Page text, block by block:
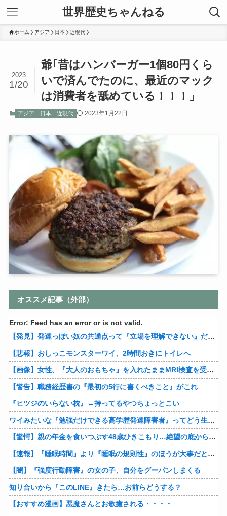
世界歴史ちゃんねる
ホーム アジア 日本 近現代
爺｢昔はハンバーガー1個80円くら
いで済んでたのに、最近のマック
は消費者を舐めている！！！」
2023
1/20
アジア 日本 近現代 2023年1月22日
オススメ記事（外部）
Error: Feed has an error or is not valid.
【発見】発達っぽい奴の共通点って『立場を理解できない』だよな
【悲報】おしっこモンスターワイ、2時間おきにトイレへ
【画像】女性、『大人のおもちゃ』を入れたままMRI検査を受けた結果 →
【警告】職務経歴書の『最初の5行に書くべきこと』がこれ
『ヒツジのいらない枕』←持ってるやつちょっとこい
ワイみたいな『勉強だけできる高学歴発達障害者』ってどう生きたらいいんや？
【驚愕】親の年金を食いつぶす48歳ひきこもり…絶望の底から家族を救ったのは『障害基礎年金』だった
【速報】『睡眠時間』より『睡眠の規則性』のほうが大事だと判明
【闇】『強度行動障害』の女の子、自分をグーパンしまくる
知り合いから『このLINE』きたら…お前らどうする？
【おすすめ漫画】悪魔さんとお歌癒される・・・・